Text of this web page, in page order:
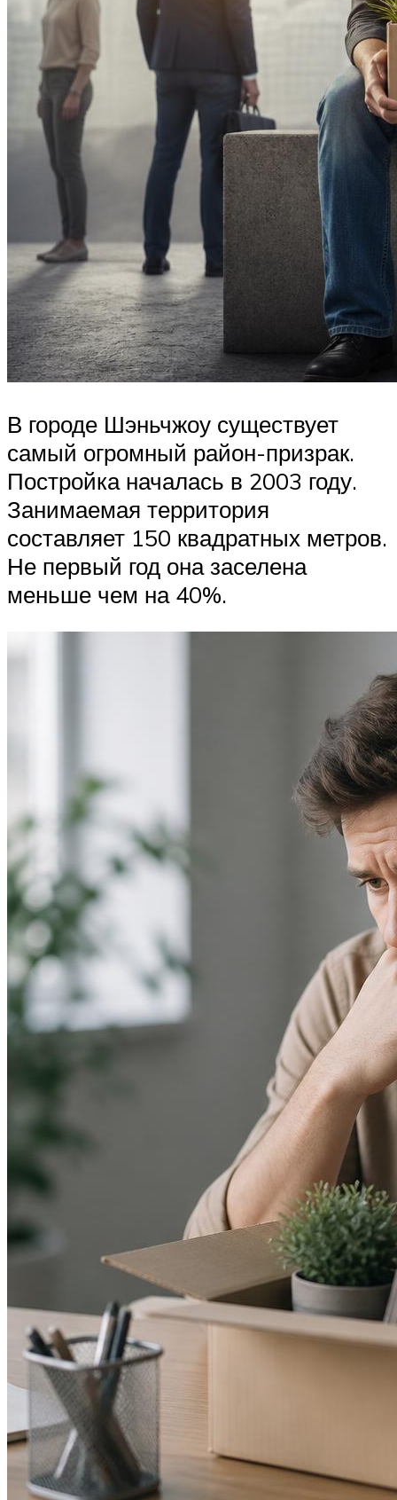
В городе Шэньчжоу существует
самый огромный район-призрак.
Постройка началась в 2003 году.
Занимаемая территория
составляет 150 квадратных метров.
Не первый год она заселена
меньше чем на 40%.